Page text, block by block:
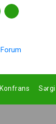
Konfrans Sərgi